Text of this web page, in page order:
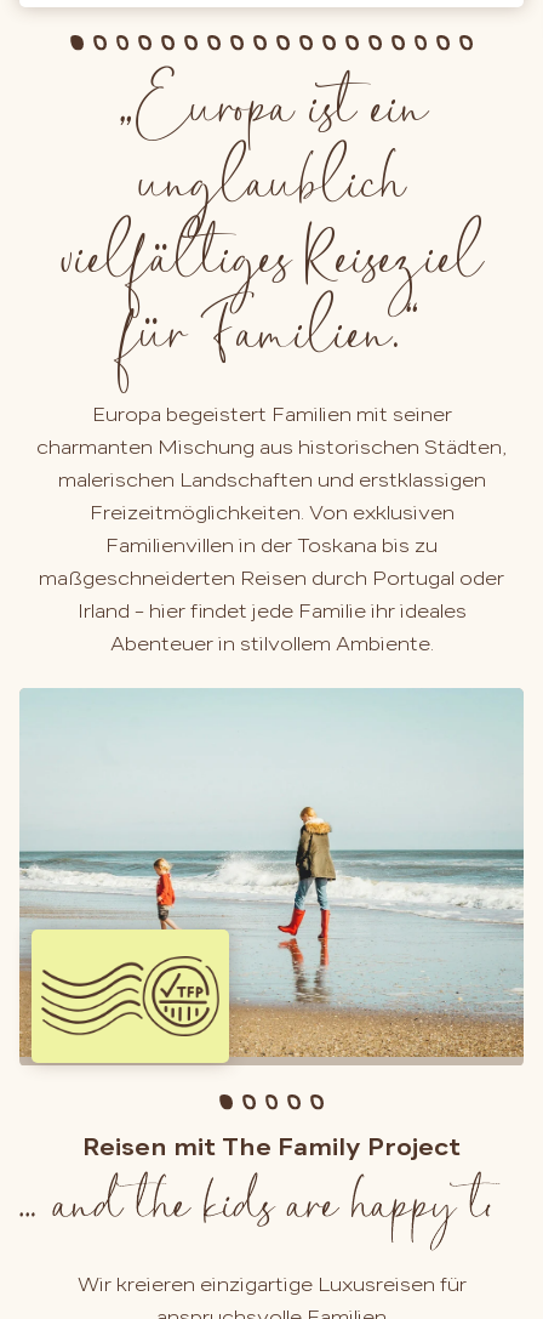
„Europa ist ein
unglaublich
vielfältiges Reiseziel
für Familien.“
Europa begeistert Familien mit seiner
charmanten Mischung aus historischen Städten,
malerischen Landschaften und erstklassigen
Freizeitmöglichkeiten. Von exklusiven
Familienvillen in der Toskana bis zu
maßgeschneiderten Reisen durch Portugal oder
Irland – hier findet jede Familie ihr ideales
Abenteuer in stilvollem Ambiente.
Reisen mit The Family Project
Wir kreieren einzigartige Luxusreisen für